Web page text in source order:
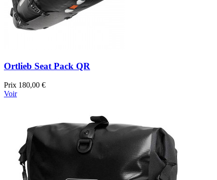
Ortlieb Seat Pack QR
Prix 180,00 €
Voir